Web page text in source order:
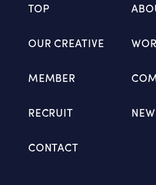
TOP
OUR CREATIVE
MEMBER
RECRUIT
CONTACT